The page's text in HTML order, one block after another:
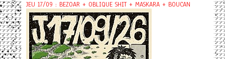
JEU 17/09 : BEZOAR + OBLIQUE SHIT + MASKARA + BOUCAN